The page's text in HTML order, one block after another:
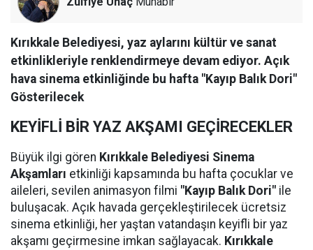
Kırıkkale Belediyesi, yaz aylarını kültür ve sanat
etkinlikleriyle renklendirmeye devam ediyor. Açık
hava sinema etkinliğinde bu hafta "Kayıp Balık Dori"
Gösterilecek
KEYİFLİ BİR YAZ AKŞAMI GEÇİRECEKLER
Büyük ilgi gören Kırıkkale Belediyesi Sinema
Akşamları etkinliği kapsamında bu hafta çocuklar ve
aileleri, sevilen animasyon filmi "Kayıp Balık Dori" ile
buluşacak. Açık havada gerçekleştirilecek ücretsiz
sinema etkinliği, her yaştan vatandaşın keyifli bir yaz
akşamı geçirmesine imkan sağlayacak. Kırıkkale